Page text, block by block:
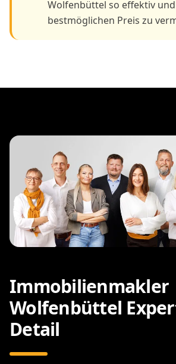
Wolfenbüttel so effektiv
bestmöglichen Preis zu
Immobilienmakler
Wolfenbüttel
Detail